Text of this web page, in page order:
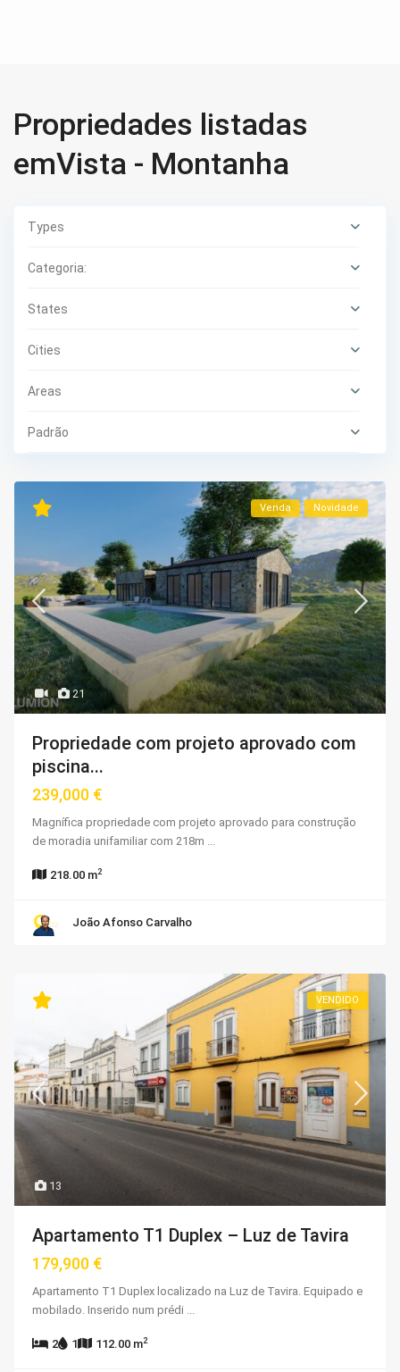
Propriedades listadas
emVista - Montanha
Types
Categoria:
States
Cities
Areas
Padrão
21
Venda Novidade
Propriedade com projeto aprovado com
piscina...
239,000 €
Magnífica propriedade com projeto aprovado para construção
de moradia unifamiliar com 218m
218.00 m2
João Afonso Carvalho
13
VENDIDO
Apartamento T1 Duplex – Luz de Tavira
179,900 €
Apartamento T1 Duplex localizado na Luz de Tavira. Equipado e
mobilado. Inserido num prédi
2 1 112.00 m2